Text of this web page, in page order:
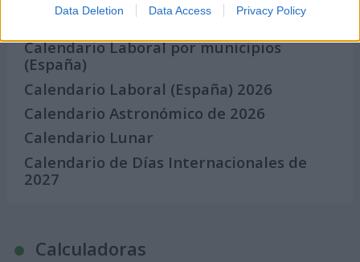
Data Deletion Data Access Privacy Policy
Calendario Laboral por municipios
(España)
Calendario Laboral (España) 2026
Calendario Astronómico de 2026
Calendario Lunar
Calendario de Días Internacionales de
2027
Calculadoras